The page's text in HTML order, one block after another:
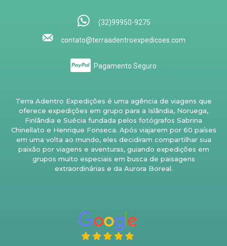
(32)99950-9275
contato@terraadentroexpedicoes.com
Pagamento Seguro
Terra Adentro Expedições é uma agência de viagens que
oferece expedições em grupo para a Islândia, Noruega,
Finlândia e Suécia fundada pelos fotógrafos Sabrina
Chinellato e Henrique Fonseca. Após viajarem por 60 países
em uma volta ao mundo, eles decidiram compartilhar sua
paixão por viagens e aventuras, guiando expedições em
grupos muito especiais em busca de paisagens
extraordinárias e da Aurora Boreal.